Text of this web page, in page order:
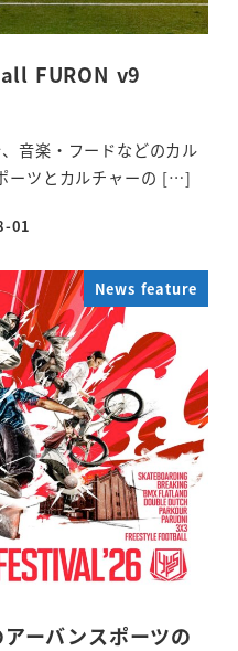
FURON v9
音楽・フードなどのカル
ーツとカルチャーの […]
01
News feature
ーバンスポーツの